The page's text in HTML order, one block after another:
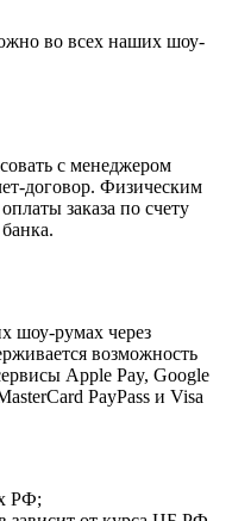
во всех наших шоу-
с менеджером
договор. Физическим
заказа по счету
шоу-румах через
возможность
Apple Pay, Google
PayPass и Visa
РФ;